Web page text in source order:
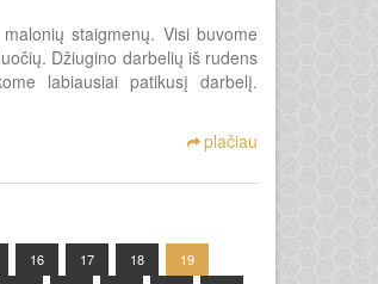
staigmenų. Visi buvome
Džiugino darbelių iš rudens
labiausiai patikusį darbelį.
plačiau
16 17 18
19